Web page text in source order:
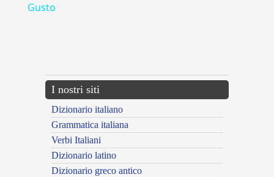
Gusto
I nostri siti
Dizionario italiano
Grammatica italiana
Verbi Italiani
Dizionario latino
Dizionario greco antico